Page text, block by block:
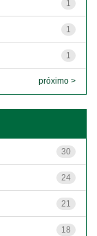
1
1
1
próximo >
30
24
21
18